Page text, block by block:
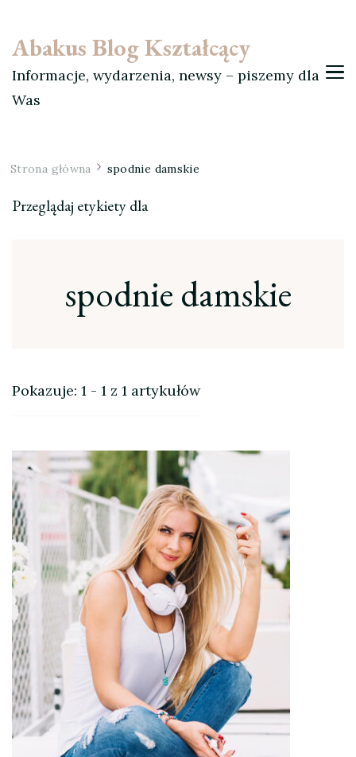
Abakus Blog Kształcący
Informacje, wydarzenia, newsy – piszemy dla
Was
Strona główna spodnie damskie
Przeglądaj etykiety dla
spodnie damskie
Pokazuje: 1 - 1 z 1 artykułów